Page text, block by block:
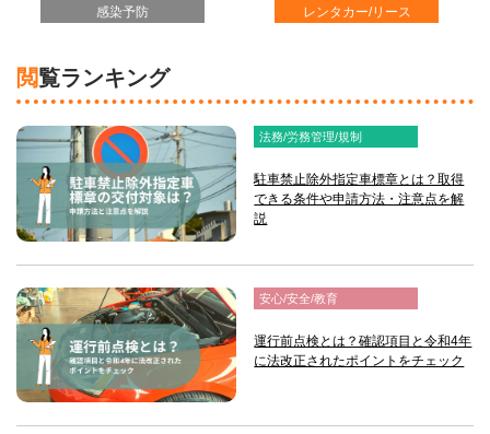
感染予防 レンタカー/リース
閲覧ランキング
法務/労務管理/規制
駐車禁止除外指定車標章とは？取得
できる条件や申請方法・注意点を解
説
安心/安全/教育
運行前点検とは？確認項目と令和4年
に法改正されたポイントをチェック